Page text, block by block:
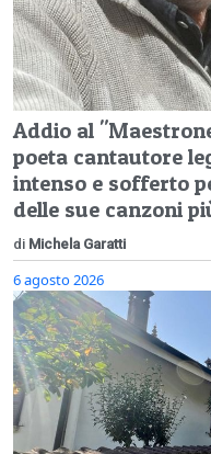
Addio al
poeta cantautore
intenso e sofferto
delle sue canzoni
di Michela Garatti
6 agosto 2026